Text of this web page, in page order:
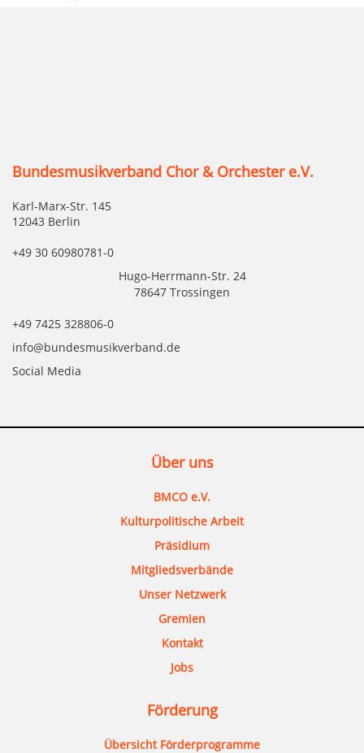
Bundesmusikverband Chor & Orchester e.V.
Karl-Marx-Str. 145
12043 Berlin
+49 30 60980781-0
Hugo-Herrmann-Str. 24
78647 Trossingen
+49 7425 328806-0
info@bundesmusikverband.de
Social Media
Über uns
BMCO e.V.
Kulturpolitische Arbeit
Präsidium
Mitgliedsverbände
Unser Netzwerk
Gremien
Kontakt
Jobs
Förderung
Übersicht Förderprogramme